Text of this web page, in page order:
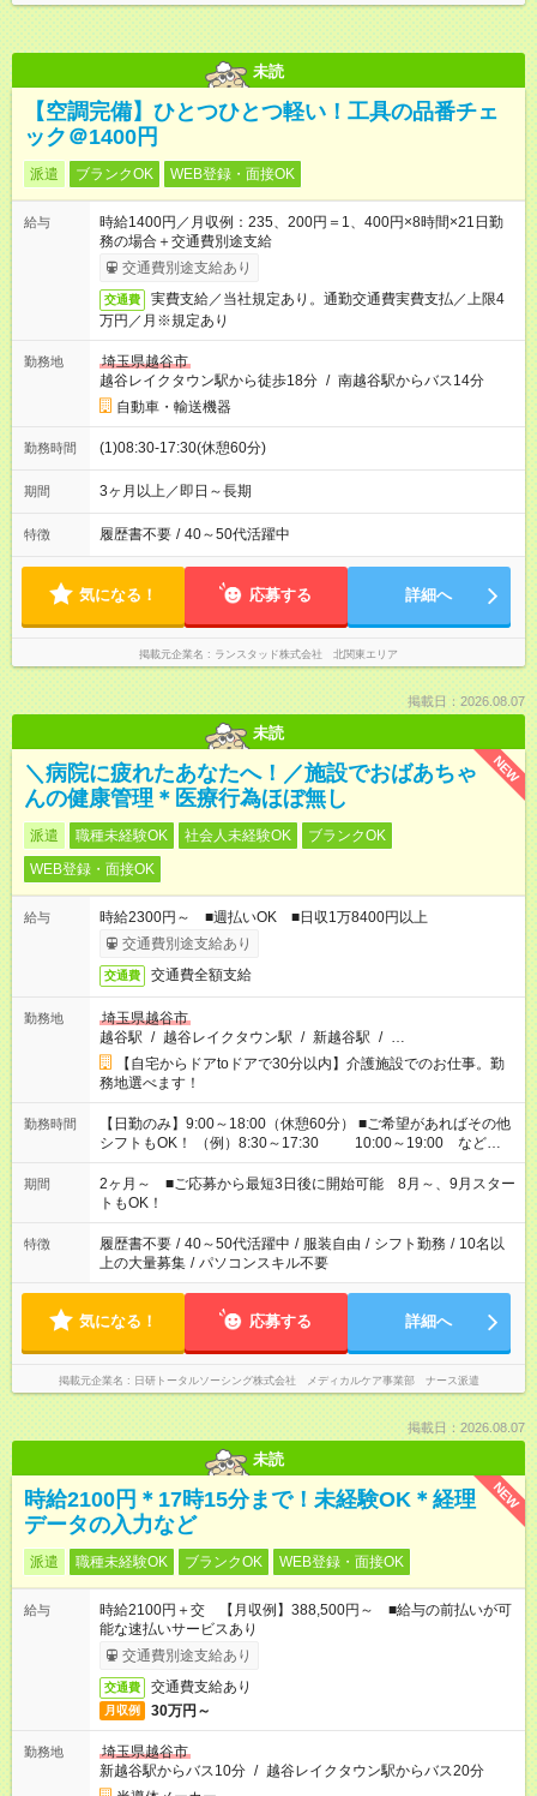
未読
【空調完備】ひとつひとつ軽い！工具の品番チェ
ック＠1400円
派遣 ブランクOK WEB登録・面接OK
給与
時給1400円／月収例：235、200円＝1、400円×8時間×21日勤
務の場合＋交通費別途支給
交通費別途支給あり
交通費
実費支給／当社規定あり。通勤交通費実費支払／上限4
万円／月※規定あり
勤務地
埼玉県越谷市
越谷レイクタウン駅から徒歩18分 / 南越谷駅からバス14分
自動車・輸送機器
勤務時間 (1)08:30-17:30(休憩60分)
期間 3ヶ月以上／即日～長期
特徴 履歴書不要 / 40～50代活躍中
気になる！ 応募する 詳細へ
掲載元企業名 ランスタッド株式会社 北関東エリア
掲載日：2026.08.07
未読
NEW
＼病院に疲れたあなたへ！／施設でおばあちゃ
んの健康管理＊医療行為ほぼ無し
派遣 職種未経験OK 社会人未経験OK
ブランクOK
WEB登録・面接OK
給与
時給2300円～ ■週払いOK ■日収1万8400円以上
交通費別途支給あり
交通費 交通費全額支給
勤務地
埼玉県越谷市
越谷駅 / 越谷レイクタウン駅 / 新越谷駅 / …
【自宅からドアtoドアで30分以内】介護施設でのお仕事。勤
務地選べます！
勤務時間
【日勤のみ】9:00～18:00（休憩60分） ■ご希望があればその他
シフトもOK！ （例）8:30～17:30 10:00～19:00 など
「家族とお休みを合わせたい」 「できれば残業はしたくない」
など、あなたのご希望に沿ったお仕事をご紹介します！ ※Wワ
ーク希望の方へ 今ご覧のお仕事で希望する勤務時間と、もう1つ
のお仕事の勤務時間。 合計で週40時間を超える場合は応募でき
ません
期間
2ヶ月～ ■ご応募から最短3日後に開始可能 8月～、9月スター
トもOK！
特徴 履歴書不要 / 40～50代活躍中 / 服装自由 / シフト勤務 / 10名以
上の大量募集 / パソコンスキル不要
気になる！ 応募する 詳細へ
掲載元企業名 日研トータルソーシング株式会社 メディカルケア事業部 ナース派遣
掲載日：2026.08.07
未読
NEW
時給2100円＊17時15分まで！未経験OK＊経理
データの入力など
派遣 職種未経験OK ブランクOK WEB登録・面接OK
給与
時給2100円＋交 【月収例】388,500円～ ■給与の前払いが可
能な速払いサービスあり
交通費別途支給あり
交通費 交通費支給あり
月収例 30万円～
勤務地
埼玉県越谷市
新越谷駅からバス10分 / 越谷レイクタウン駅からバス20分